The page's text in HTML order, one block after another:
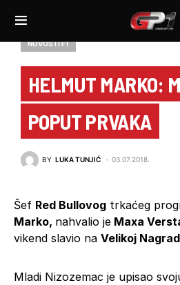
NOVOSTI F1
HELMUT MARKO:
POPUT PRVAKA
BY LUKA TUNJIĆ 03.07.2018.
Šef Red Bullovog trkaćeg
Marko, nahvalio je Maxa
vikend slavio na Velikoj
Mladi Nizozemac je upisao